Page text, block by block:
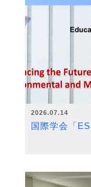
2026.07.14
国際学会「